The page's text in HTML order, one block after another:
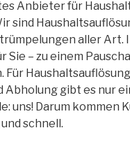
Anbieter für
sind
aller Art.
– zu einem
Abholung gibt es nur
Darum kommen
schnell.